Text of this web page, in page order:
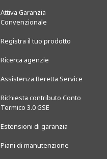
Attiva Garanzia
Convenzionale
Registra il tuo prodotto
Ricerca agenzie
Assistenza Beretta Service
Richiesta contributo Conto
Termico 3.0 GSE
Estensioni di garanzia
Piani di manutenzione